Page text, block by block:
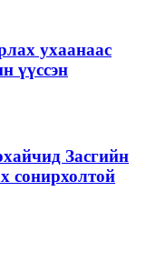
ухаанаас
үүссэн
Засгийн
сонирхолтой